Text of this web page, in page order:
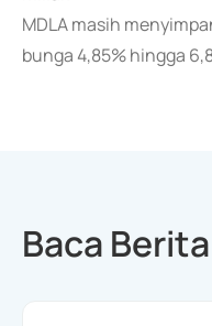
MDLA masih
bunga 4,85% hingga
Baca